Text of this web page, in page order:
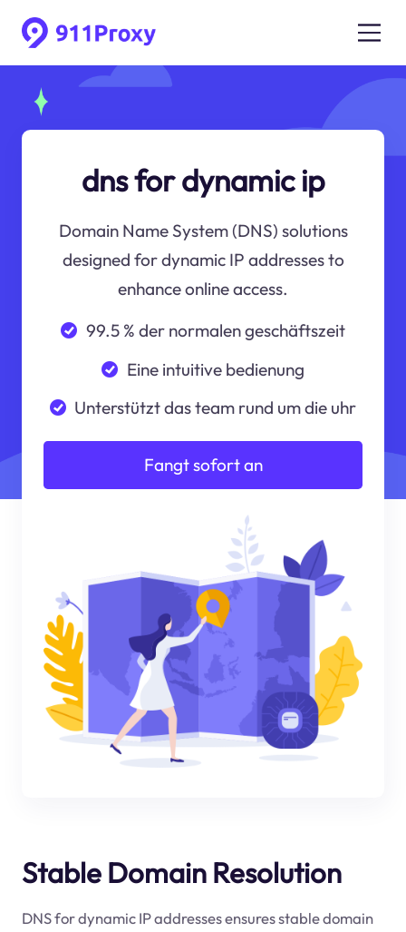
dns for dynamic ip
Domain Name System (DNS) solutions
designed for dynamic IP addresses to
enhance online access.
99.5 % der normalen geschäftszeit
Eine intuitive bedienung
Unterstützt das team rund um die uhr
Fangt sofort an
Stable Domain Resolution
DNS for dynamic IP addresses ensures stable domain